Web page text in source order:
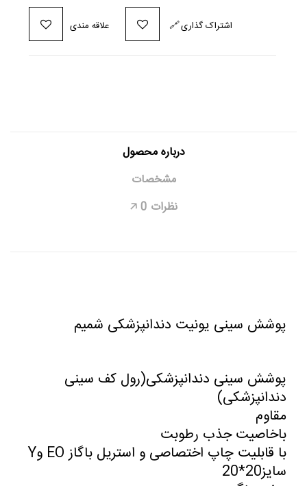
علاقه مندی 🔗اشتراک گذاری
درباره محصول
مشخصات
نظرات 0
🡥
پوشش سینی یونیت دندانپزشکی شمیم
پوشش سینی دندانپزشکی(رول کف سینی
دندانپزشکی)
مقاوم
باخاصیت جذب رطوبت
با قابلیت چاپ اختصاصی و استریل باگاز EO وY
سایز20*20